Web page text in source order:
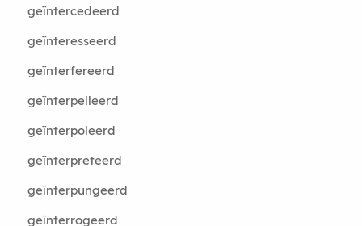
geïntercedeerd
geïnteresseerd
geïnterfereerd
geïnterpelleerd
geïnterpoleerd
geïnterpreteerd
geïnterpungeerd
geïnterrogeerd